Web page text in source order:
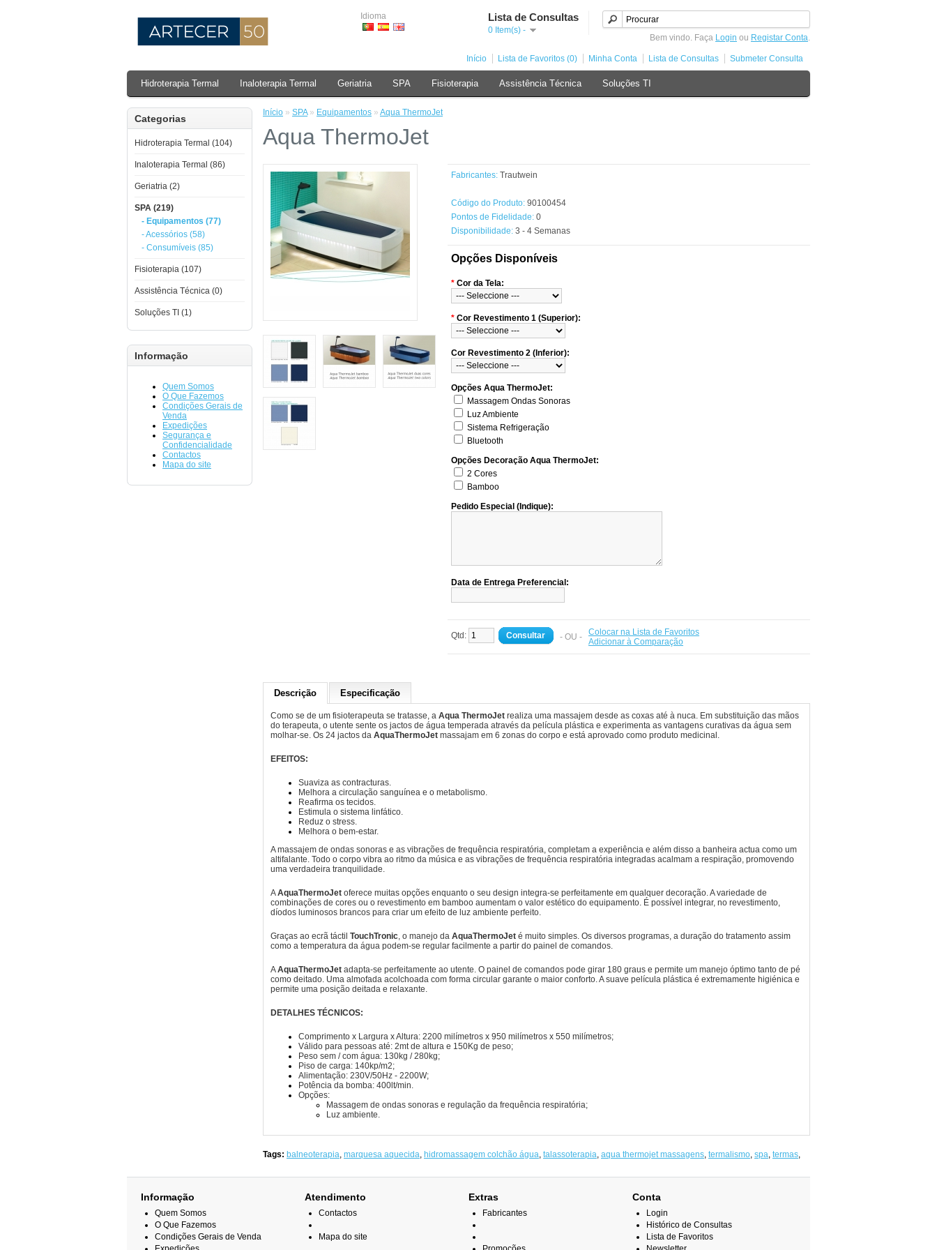
Idioma Lista de Consultas
0 Item(s) -
Bem vindo. Faça Login ou Registar Conta.
Início Lista de Favoritos (0) Minha Conta Lista de Consultas Submeter Consulta
Hidroterapia Termal Inaloterapia Termal Geriatria SPA Fisioterapia Assistência Técnica Soluções TI
Categorias
Hidroterapia Termal (104)
Inaloterapia Termal (86)
Geriatria (2)
SPA (219)
- Equipamentos (77)
- Acessórios (58)
- Consumíveis (85)
Fisioterapia (107)
Assistência Técnica (0)
Soluções TI (1)
Informação
Quem Somos
O Que Fazemos
Condições Gerais de
Venda
Expedições
Segurança e
Confidencialidade
Contactos
Mapa do site
Início » SPA» Equipamentos » Aqua ThermoJet
Aqua ThermoJet
Fabricantes: Trautwein
Código do Produto: 90100454
Pontos de Fidelidade: 0
Disponibilidade: 3 - 4 Semanas
Opções Disponíveis
* Cor da Tela:
* Cor Revestimento 1 (Superior):
Cor Revestimento 2 (Inferior):
Opções Aqua ThermoJet:
Massagem Ondas Sonoras
Luz Ambiente
Sistema Refrigeração
Bluetooth
Opções Decoração Aqua ThermoJet:
2 Cores
Bamboo
Pedido Especial (Indique):
Data de Entrega Preferencial:
Qtd: Consultar - OU - Colocar na Lista de Favoritos
Adicionar à Comparação
Descrição Especificação
Como se de um fisioterapeuta se tratasse, a Aqua ThermoJet realiza uma massajem desde as coxas até à nuca. Em substituição das mãos
do terapeuta, o utente sente os jactos de água temperada através da película plástica e experimenta as vantagens curativas da água sem
molhar-se. Os 24 jactos da AquaThermoJet massajam em 6 zonas do corpo e está aprovado como produto medicinal.
EFEITOS:
Suaviza as contracturas.
Melhora a circulação sanguínea e o metabolismo.
Reafirma os tecidos.
Estimula o sistema linfático.
Reduz o stress.
Melhora o bem-estar.
A massajem de ondas sonoras e as vibrações de frequência respiratória, completam a experiência e além disso a banheira actua como um
altifalante. Todo o corpo vibra ao ritmo da música e as vibrações de frequência respiratória integradas acalmam a respiração, promovendo
uma verdadeira tranquilidade.
AAquaThermoJet oferece muitas opções enquanto o seu design integra-se perfeitamente em qualquer decoração. A variedade de
combinações de cores ou o revestimento em bamboo aumentam o valor estético do equipamento. É possível integrar, no revestimento,
díodos luminosos brancos para criar um efeito de luz ambiente perfeito.
Graças ao ecrã táctil TouchTronic, o manejo da AquaThermoJet é muito simples. Os diversos programas, a duração do tratamento assim
como a temperatura da água podem-se regular facilmente a partir do painel de comandos.
AAquaThermoJet adapta-se perfeitamente ao utente. O painel de comandos pode girar 180 graus e permite um manejo óptimo tanto de pé
como deitado. Uma almofada acolchoada com forma circular garante o maior conforto. A suave película plástica é extremamente higiénica e
permite uma posição deitada e relaxante.
DETALHES TÉCNICOS:
Comprimento x Largura x Altura: 2200 milímetros x 950 milímetros x 550 milímetros;
Válido para pessoas até: 2mt de altura e 150Kg de peso;
Peso sem /com água: 130kg / 280kg;
Piso de carga: 140kp/m2;
Alimentação: 230V/50Hz - 2200W;
Potência da bomba: 400lt/min.
Opções:
Massagem de ondas sonoras e regulação da frequência respiratória;
Luz ambiente.
Tags: balneoterapia, marquesa aquecida, hidromassagem colchão água, talassoterapia, aqua thermojet massagens, termalismo, spa, termas,
Informação
Quem Somos
O Que Fazemos
Condições Gerais de Venda
Atendimento
Contactos
Mapa do site
Extras
Fabricantes
Conta
Login
Histórico de Consultas
Lista de Favoritos